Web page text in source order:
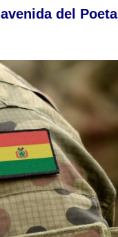
avenida del Poeta